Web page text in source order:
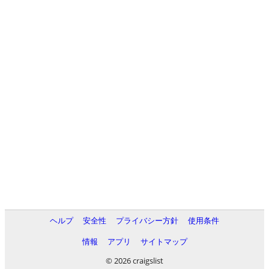
ヘルプ 安全性 プライバシー方針
使用条件
情報
アプリ
サイトマップ
© 2026 craigslist